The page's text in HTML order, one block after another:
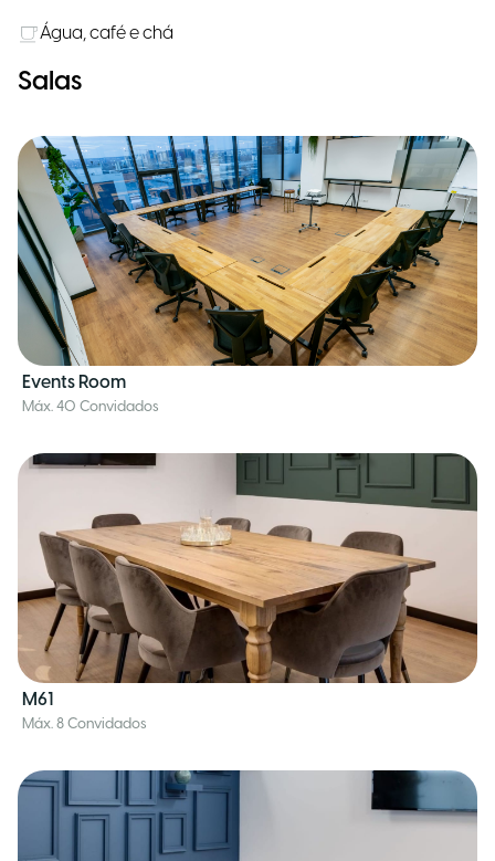
Água, café e chá
Salas
Events Room
Máx. 40 Convidados
M61
Máx. 8 Convidados